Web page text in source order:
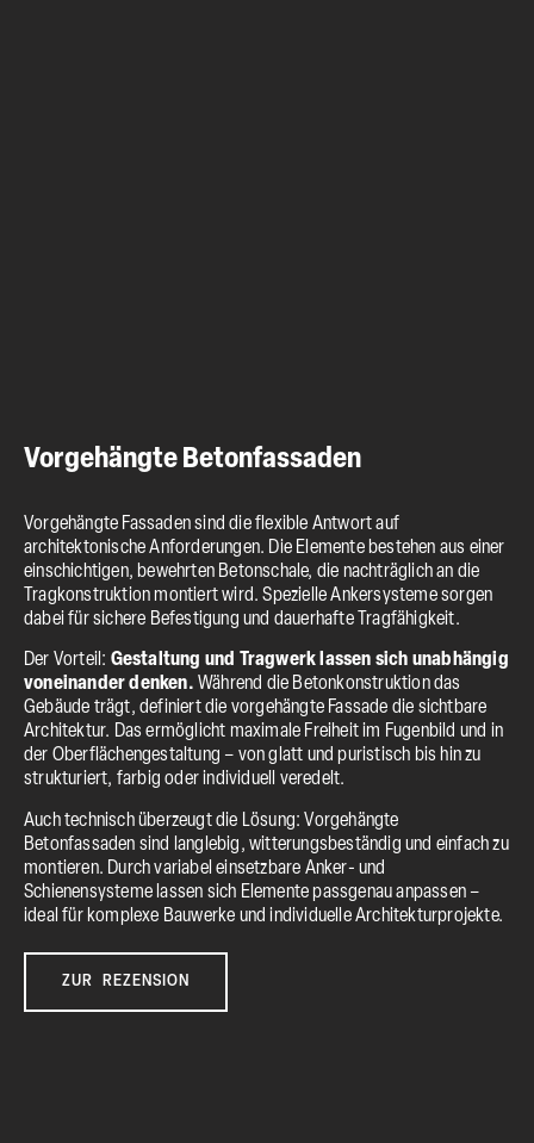
Vorgehängte Betonfassaden
Vorgehängte Fassaden sind die flexible Antwort auf
architektonische Anforderungen. Die Elemente bestehen aus einer
einschichtigen, bewehrten Betonschale, die nachträglich an die
Tragkonstruktion montiert wird. Spezielle Ankersysteme sorgen
dabei für sichere Befestigung und dauerhafte Tragfähigkeit.
Der Vorteil: Gestaltung und Tragwerk lassen sich unabhängig
voneinander denken. Während die Betonkonstruktion das
Gebäude trägt, definiert die vorgehängte Fassade die sichtbare
Architektur. Das ermöglicht maximale Freiheit im Fugenbild und in
der Oberflächengestaltung – von glatt und puristisch bis hin zu
strukturiert, farbig oder individuell veredelt.
Auch technisch überzeugt die Lösung: Vorgehängte
Betonfassaden sind langlebig, witterungsbeständig und einfach zu
montieren. Durch variabel einsetzbare Anker- und
Schienensysteme lassen sich Elemente passgenau anpassen –
ideal für komplexe Bauwerke und individuelle Architekturprojekte.
ZUR REZENSION